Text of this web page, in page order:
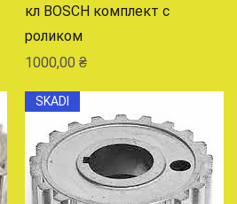
кл BOSCH комплект с
роликом
Цена
1000,00 ₴
SKADI